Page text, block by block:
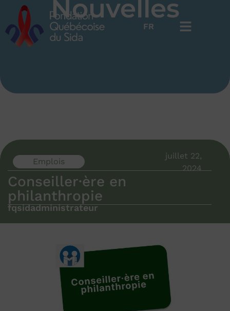
FR
EN
Nouvelles
Emplois
juillet 22,
2024
Conseiller·ère en
philanthropie
fqsidadministrateur